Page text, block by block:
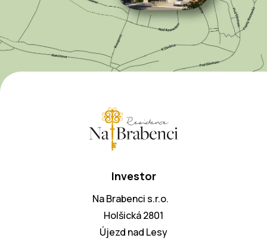
Investor
Na Brabenci s.r.o.
Holšická 2801
Újezd nad Lesy